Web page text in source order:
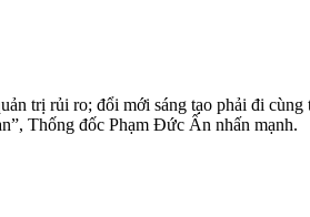
trị rủi ro; đổi mới sáng tạo phải đi cùng
Thống đốc Phạm Đức Ấn nhấn mạnh.